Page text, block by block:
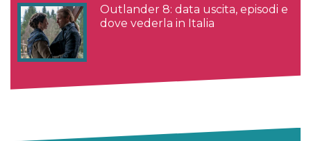
Outlander 8: data uscita, episodi e
dove vederla in Italia